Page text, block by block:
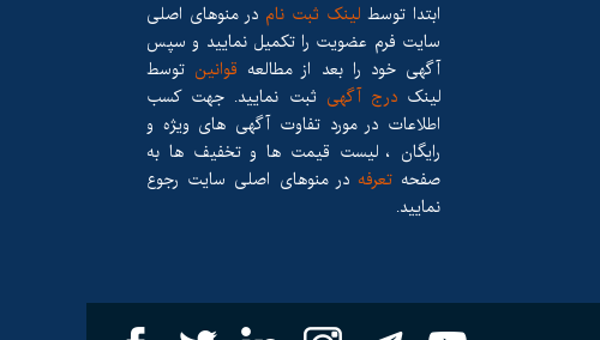
ابتدا توسط لینک ثبت نام در منوهای اصلی
سایت فرم عضویت را تکمیل نمایید و سپس
آگهی خود را بعد از مطالعه قوانین توسط
لینکدرج آگهی ثبت نمایید. جهت کسب
اطلاعات در مورد تفاوت آگهی های ویژه و
رایگان ، لیست قیمت ها و تخفیف ها به
صفحه تعرفهدر منوهای اصلی سایت رجوع
نمایید.